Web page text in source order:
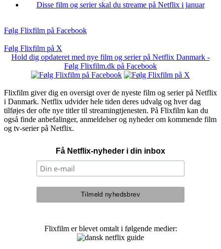
Disse film og serier skal du streame på Netflix i januar
Følg Flixfilm på Facebook
Følg Flixfilm på X
Hold dig opdateret med nye film og serier på Netflix Danmark -
Følg Flixfilm.dk på Facebook
Flixfilm giver dig en oversigt over de nyeste film og serier på Netflix
i Danmark. Netflix udvider hele tiden deres udvalg og hver dag
tilføjes der ofte nye titler til streamingtjenesten. På Flixfilm kan du
også finde anbefalinger, anmeldelser og nyheder om kommende film
og tv-serier på Netflix.
Få Netflix-nyheder i din inbox
Flixfilm er blevet omtalt i følgende medier: